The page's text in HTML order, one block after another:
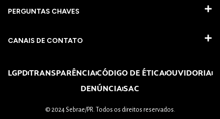
PERGUNTAS CHAVES​
CANAIS DE CONTATO
LGPDTRANSPARÊNCIACÓDIGO DE ÉTICAOUVIDORIA
DENÚNCIASAC
© 2024 Sebrae/PR. Todos os direitos reservados.